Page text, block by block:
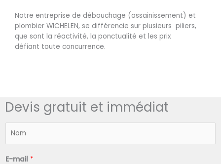
Notre entreprise de débouchage (assainissement) et
plombier WICHELEN, se différencie sur plusieurs piliers,
que sont la réactivité, la ponctualité et les prix
défiant toute concurrence.
Devis gratuit et immédiat
*
E-mail *